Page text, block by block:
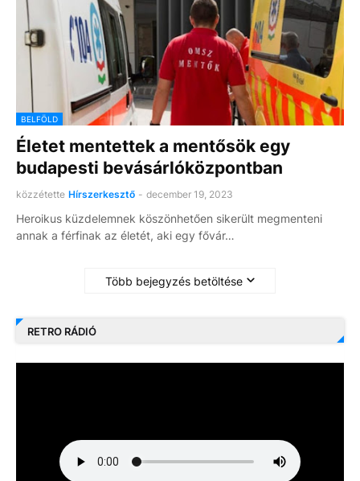
BELFÖLD
Életet mentettek a mentősök egy
budapesti bevásárlóközpontban
közzétette Hírszerkesztő - december 19, 2023
Heroikus küzdelemnek köszönhetően sikerült megmenteni
annak a férfinak az életét, aki egy fővár…
Több bejegyzés betöltése
RETRO RÁDIÓ